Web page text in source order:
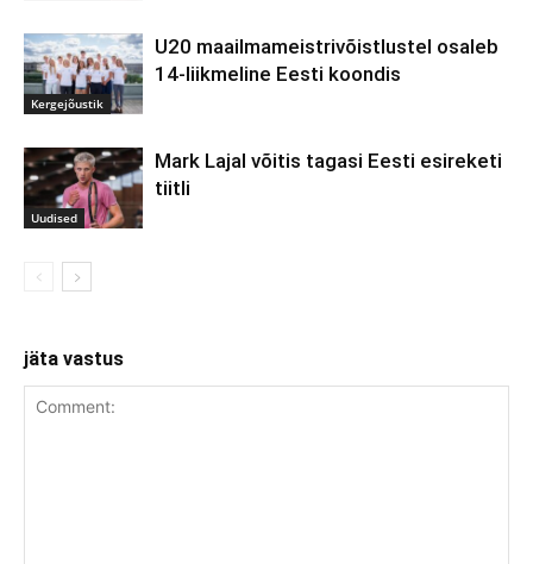
Kergejõustik
U20 maailmameistrivõistlustel osaleb
14-liikmeline Eesti koondis
Uudised
Mark Lajal võitis tagasi Eesti esireketi
tiitli
jäta vastus